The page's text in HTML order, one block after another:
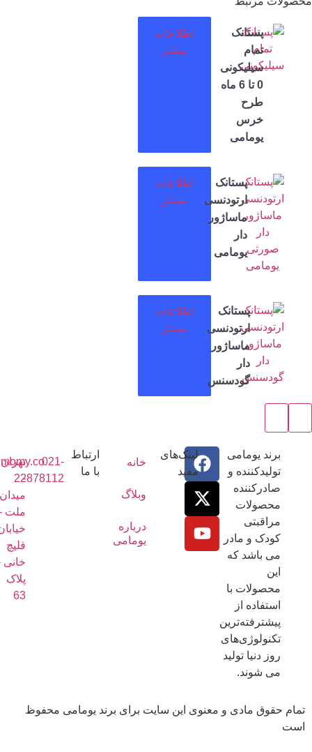
پستانک
سیلیکونی
0 تا 6 ماه
اطلاعات
پستانک
ارتودنسی
ماساژور
دار
یومامی
اطلاعات
بیشتر
پستانک
ارتودنسی
ماساژور
گودسنس
اطلاعات
بیشتر
یومامی
و
و مادر
باشد که
با
از
دنیا تولید
شوند.
لینک‌های
مفید
خانه
021-
22878112
info@umomy.co
تهران
-
مادی و معنوی این سایت برای برند یومامی محفوظ